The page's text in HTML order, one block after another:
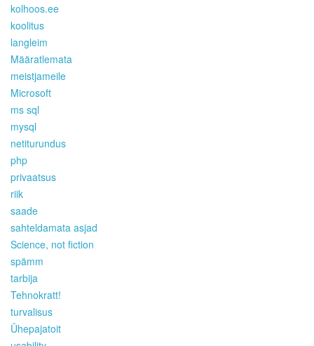
kolhoos.ee
koolitus
langleim
Määratlemata
meistjameile
Microsoft
ms sql
mysql
netiturundus
php
privaatsus
riik
saade
sahteldamata asjad
Science, not fiction
spämm
tarbija
Tehnokratt!
turvalisus
Ühepajatoit